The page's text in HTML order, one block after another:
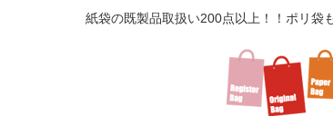
紙袋の既製品取扱い200点以上！！ポリ袋